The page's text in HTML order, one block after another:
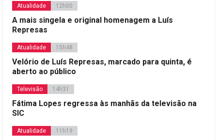
Atualidade 12h00
A mais singela e original homenagem a Luís
Represas
Atualidade 15h48
Velório de Luís Represas, marcado para quinta, é
aberto ao público
Televisão 14h31
Fátima Lopes regressa às manhãs da televisão na
SIC
Atualidade 11h19